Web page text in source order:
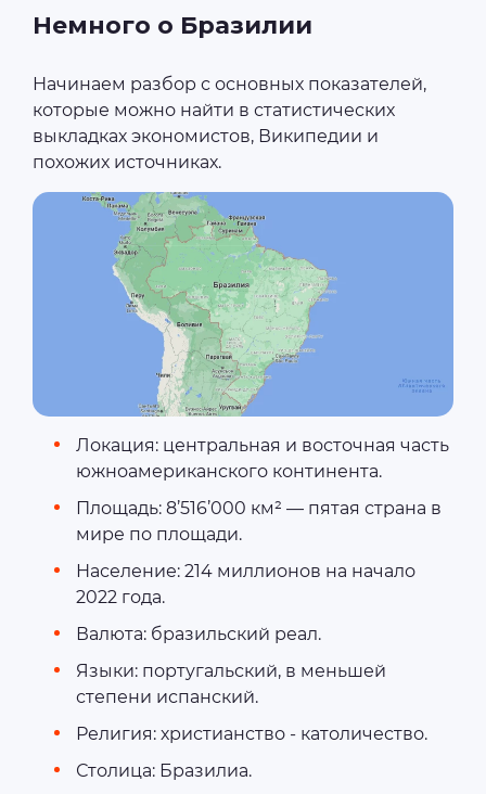
Немного о Бразилии
Начинаем разбор с основных показателей,
которые можно найти в статистических
выкладках экономистов, Википедии и
похожих источниках.
Локация: центральная и восточная часть
южноамериканского континента.
Площадь: 8’516’000 км² — пятая страна в
мире по площади.
Население: 214 миллионов на начало
2022 года.
Валюта: бразильский реал.
Языки: португальский, в меньшей
степени испанский.
Религия: христианство - католичество.
Столица: Бразилиа.